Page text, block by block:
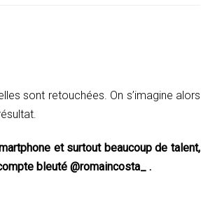
sont retouchées. On s’imagine alors
et surtout beaucoup de talent,
bleuté @romaincosta_ .